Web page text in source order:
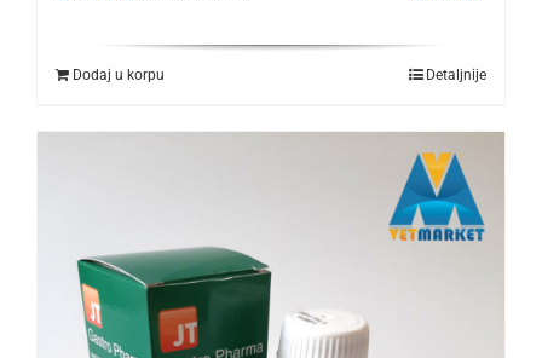
Dodaj u korpu Detaljnije